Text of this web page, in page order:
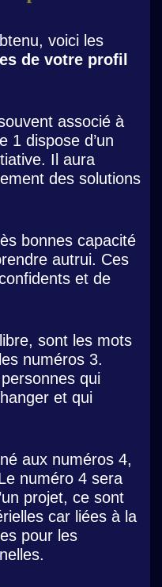
voici les
de votre profil
associé à
1 dispose d’un
Il aura
des solutions
bonnes capacité
autrui. Ces
et de
sont les mots
numéros 3.
qui
et qui
aux numéros 4,
numéro 4 sera
projet, ce sont
car liées à la
pour les